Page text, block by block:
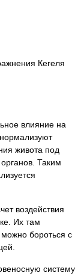
Кегеля
влияние на
живота под
Таким
воздействия
Их там
бороться с
систему